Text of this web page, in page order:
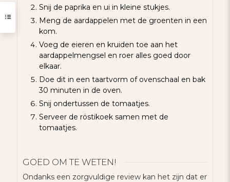
Snij de paprika en ui in kleine stukjes.
Meng de aardappelen met de groenten in een
kom.
Voeg de eieren en kruiden toe aan het
aardappelmengsel en roer alles goed door
elkaar.
Doe dit in een taartvorm of ovenschaal en bak
30 minuten in de oven.
Snij ondertussen de tomaatjes.
Serveer de röstikoek samen met de
tomaatjes.
GOED OM TE WETEN!
Ondanks een zorgvuldige review kan het zijn dat er